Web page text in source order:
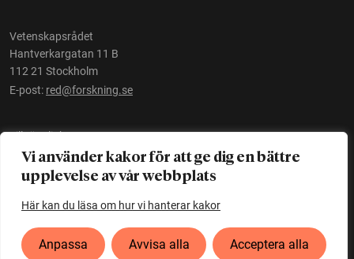
Vi använder kakor för att ge dig en bättre
upplevelse av vår webbplats
Här kan du läsa om hur vi hanterar kakor
Anpassa Avvisa alla Acceptera alla
Vetenskapsrådet
Hantverkargatan 11 B
112 21 Stockholm
E-post: red@forskning.se
Tillgänglighet
Ett initiativ avVetenskapsrådet